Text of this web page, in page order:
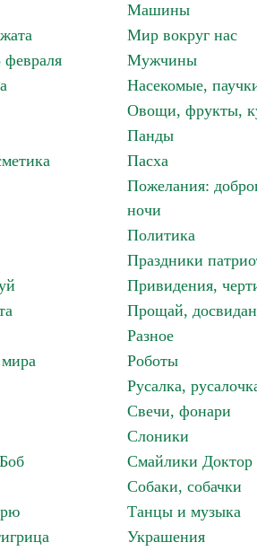
Машины
Мир вокруг нас
Мужчины
Насекомые,
Овощи, фрукты,
Панды
Пасха
Пожелания:
ночи
Политика
Праздники
Привидения,
Прощай,
Разное
Роботы
Русалка,
Свечи, фонари
Слоники
Смайлики Доктор
Собаки, собачки
Танцы и музыка
Украшения